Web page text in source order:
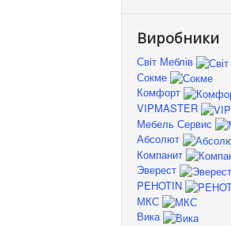
Виробники
Світ Меблів
Сокме
Комфорт
VIPMASTER
Мебель Сервис
Абсолют
Компанит
Эверест
PEHOTIN
МКС
Вика